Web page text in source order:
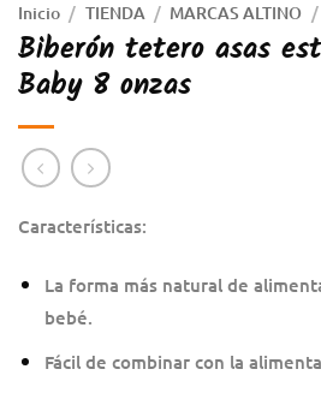
Inicio / TIENDA / MARCAS ALTINO /
Biberón tetero asas
Baby 8 onzas
Características:
La forma más natural de
bebé.
Fácil de combinar con la